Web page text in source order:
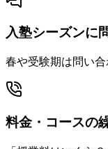
入塾シーズンに
春や受験期は問い
料金・コースの